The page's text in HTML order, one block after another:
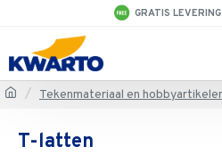
GRATIS
Tekenmateriaal en
T-latten